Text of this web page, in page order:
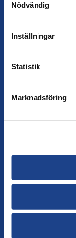
Nödvändig
Inställningar
Statistik
Marknadsföring
med hjälp av
Så öppnas
Generellt
du som
användare
webbläsare
fönster" eller
Design